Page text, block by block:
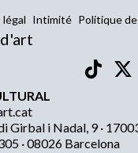
Intimité Politique
Girbal i Nadal, 9 ·
· 08026 Barcelona